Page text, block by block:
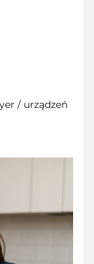
/ urządzeń